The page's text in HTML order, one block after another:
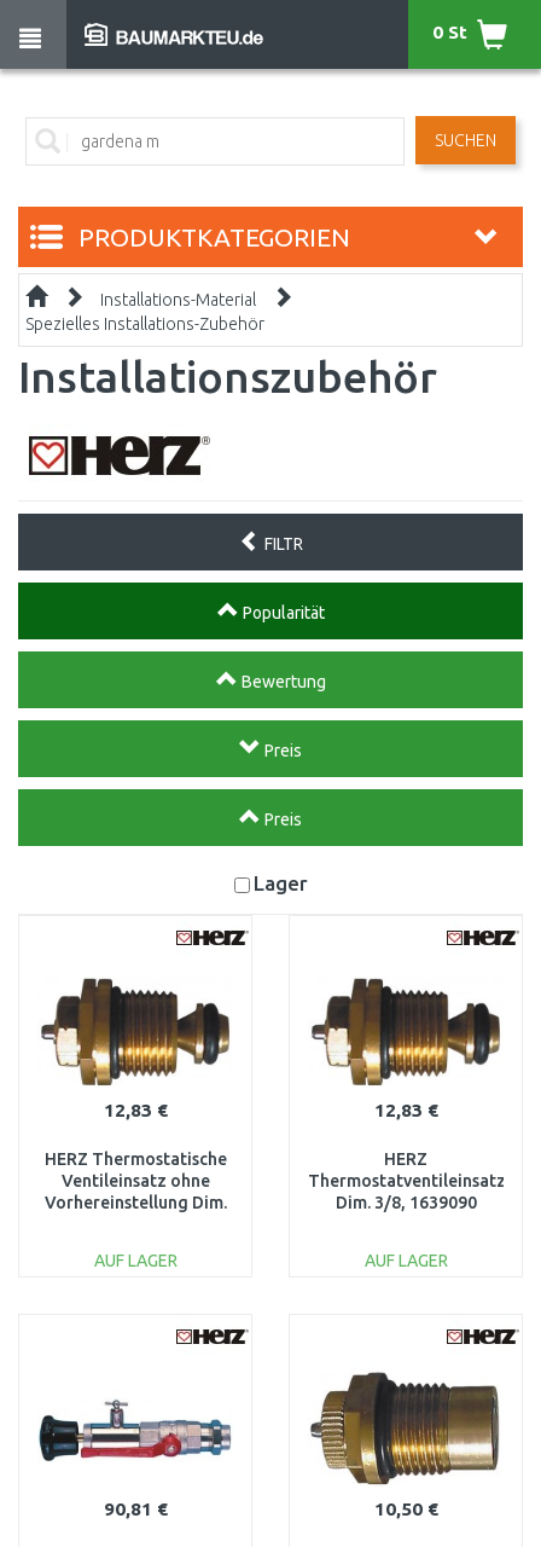
SUCHEN
0 St
PRODUKTKATEGORIEN
Installations-Material
Spezielles Installations-Zubehör
Installationszubehör
FILTR
Popularität
Bewertung
Preis
Preis
Lager
12,83 €
HERZ Thermostatische
Ventileinsatz ohne
Vorhereinstellung Dim.
AUF LAGER
12,83 €
HERZ
Thermostatventileinsatz
Dim. 3/8, 1639090
AUF LAGER
90,81 € 10,50 €